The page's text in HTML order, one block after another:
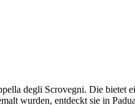
degli Scrovegni. Die bietet
wurden, entdeckt sie in